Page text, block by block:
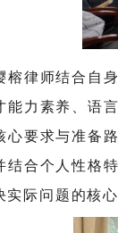
榕律师结合自
能力素养、语
心要求与准备
结合个人性格
际问题的核心